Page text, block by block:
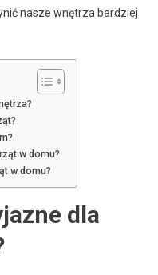
nasze wnętrza bardziej
w domu?
w domu?
dla